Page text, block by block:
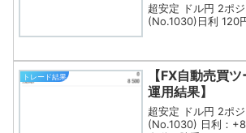
超安定 ドル円 2ポ
(No.1030)日利 120
トレード結果
【FX自動売買
運用結果】
超安定 ドル円 2ポ
(No.1030) 日利：